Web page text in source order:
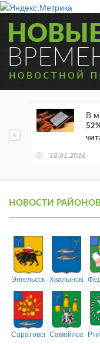
В
18.01.2016
НОВОСТИ
ЭнгельсскийХвалынский
СаратовскийСамойловский